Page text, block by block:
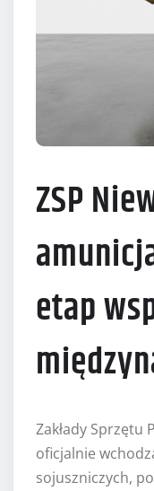
ZSP
etap
Zakłady Sprzętu
oficjalnie
sojuszniczych,